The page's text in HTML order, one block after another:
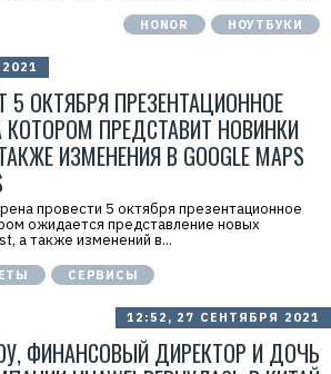
HONOR НОУТБУКИ
5 ОКТЯБРЯ ПРЕЗЕНТАЦИОННОЕ
КОТОРОМ ПРЕДСТАВИТ НОВИНКИ
ИЗМЕНЕНИЯ В GOOGLE MAPS
провести 5 октября презентационное
ожидается представление новых
а также изменений в...
СЕРВИСЫ
12:52, 27 СЕНТЯБРЯ 2021
ФИНАНСОВЫЙ ДИРЕКТОР И ДОЧЬ